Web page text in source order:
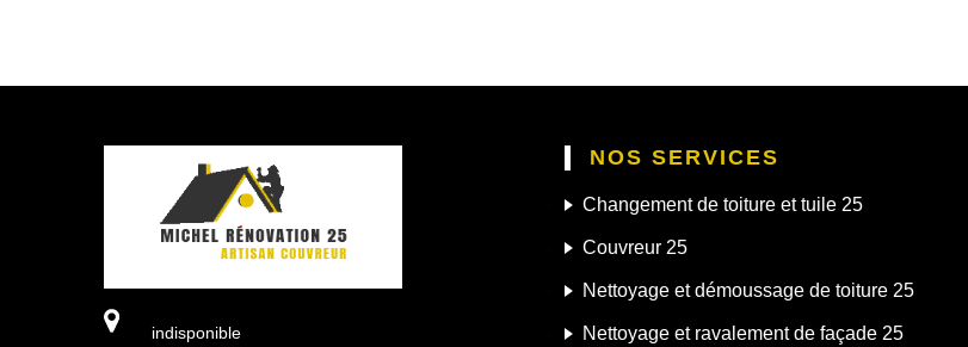
indisponible
NOS SERVICES
Changement de toiture et tuile 25
Couvreur 25
Nettoyage et démoussage de toiture 25
Nettoyage et ravalement de façade 25